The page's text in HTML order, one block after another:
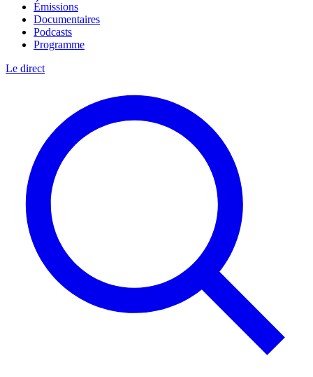
Émissions
Documentaires
Podcasts
Programme
Le direct